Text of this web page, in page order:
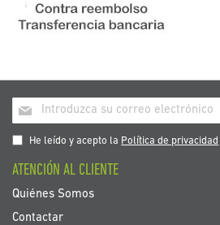
Inscríbase
a
nuestro
de
noticias:
He leído y acepto la Política de privacidad
ATENCIÓN AL CLIENTE
Quiénes Somos
Contactar